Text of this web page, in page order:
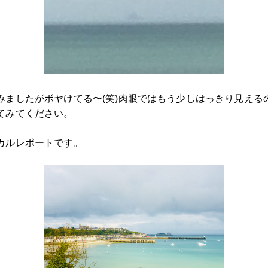
ましたがボヤけてる〜(笑)肉眼ではもう少しはっきり見える
てください。
レポートです。